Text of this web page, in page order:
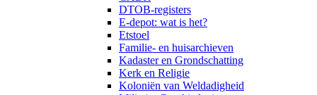
DTOB-registers
E-depot: wat is het?
Etstoel
Familie- en huisarchieven
Kadaster en Grondschatting
Kerk en Religie
Koloniën van Weldadigheid